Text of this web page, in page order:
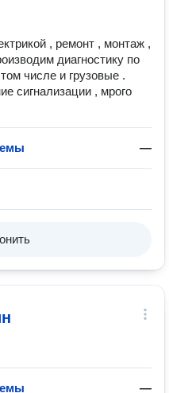
, ремонт , монтаж ,
диагностику по
числе и грузовые .
сигнализации , мрого
—
—